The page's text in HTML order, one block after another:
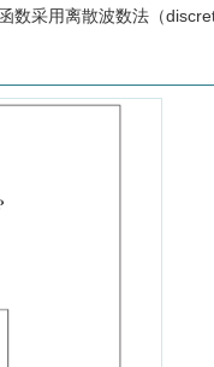
采用离散波数法（